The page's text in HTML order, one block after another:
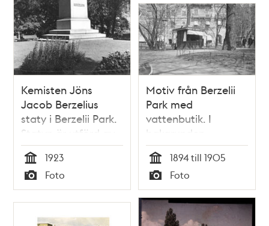
Kemisten Jöns
Jacob Berzelius
staty i Berzelii Park.
Statyn är utförd av
Carl G Qvarnström
Tid
1923
Typ
Foto
Motiv från Berzelii
Park med
vattenbutik. I
bakgrunden
Hamngatan
Tid
1894 till 1905
Typ
Foto